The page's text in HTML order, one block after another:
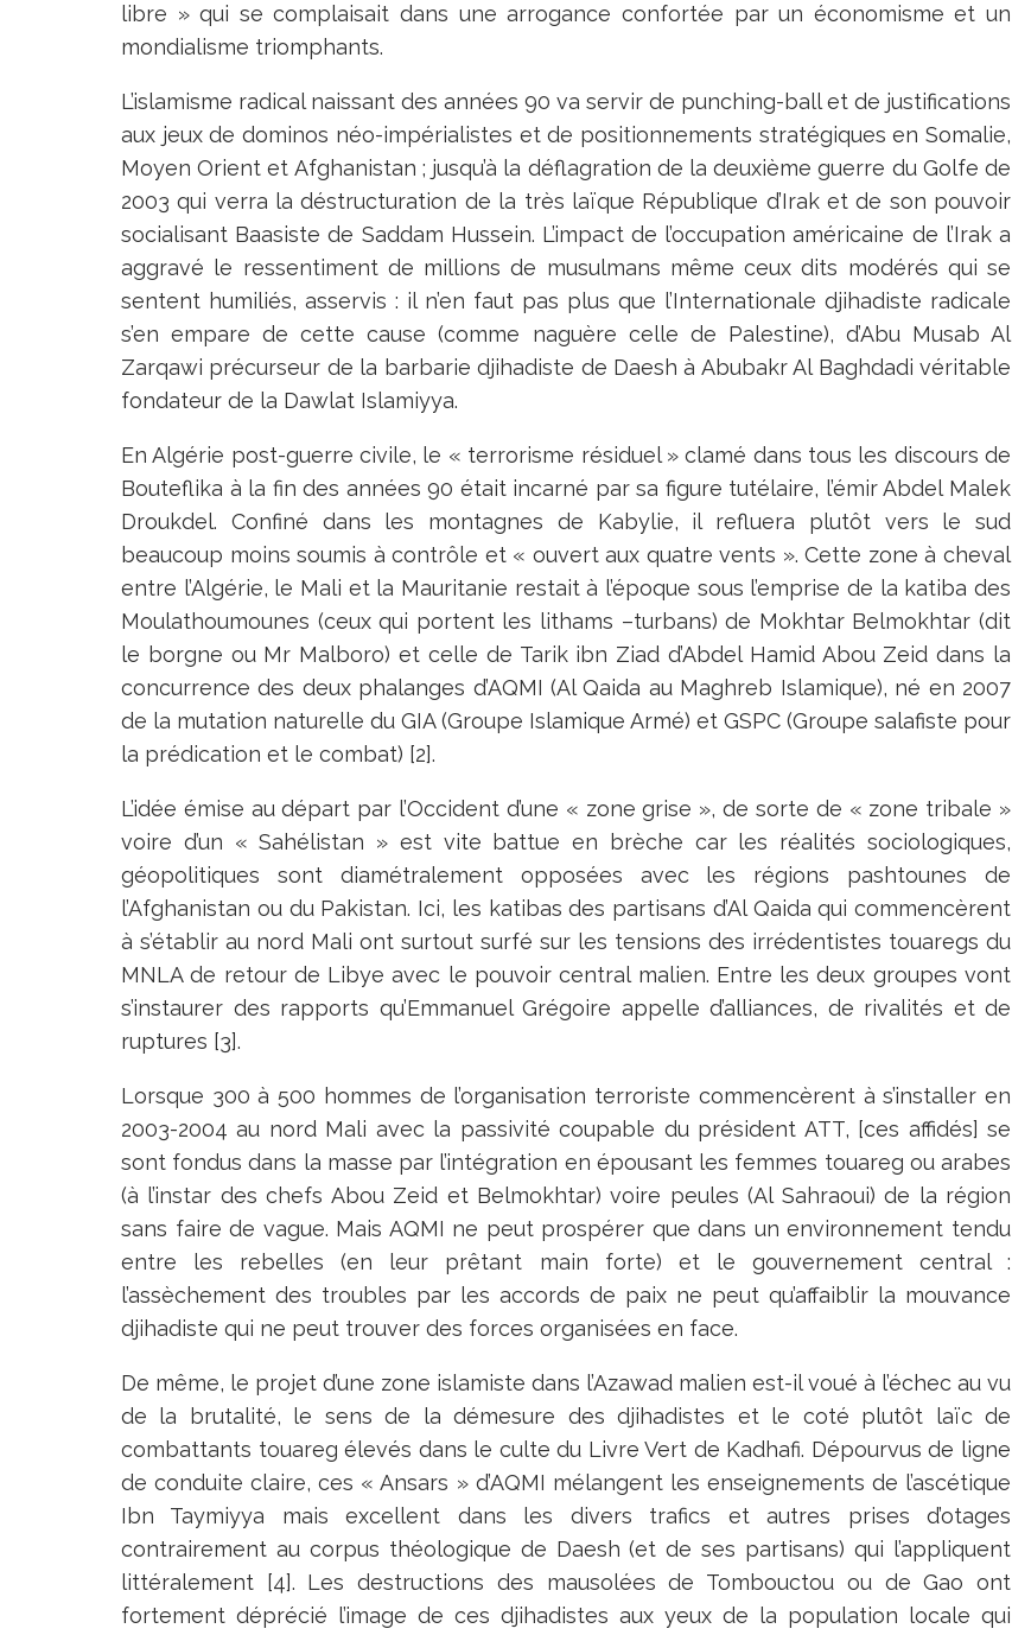
libre » qui se complaisait dans une arrogance confortée par un économisme et un
mondialisme triomphants.
L’islamisme radical naissant des années 90 va servir de punching-ball et de justifications
aux jeux de dominos néo-impérialistes et de positionnements stratégiques en Somalie,
Moyen Orient et Afghanistan ; jusqu’à la déflagration de la deuxième guerre du Golfe de
2003 qui verra la déstructuration de la très laïque République d’Irak et de son pouvoir
socialisant Baasiste de Saddam Hussein. L’impact de l’occupation américaine de l’Irak a
aggravé le ressentiment de millions de musulmans même ceux dits modérés qui se
sentent humiliés, asservis : il n’en faut pas plus que l’Internationale djihadiste radicale
s’en empare de cette cause (comme naguère celle de Palestine), d’Abu Musab Al
Zarqawi précurseur de la barbarie djihadiste de Daesh à Abubakr Al Baghdadi véritable
fondateur de la Dawlat Islamiyya.
En Algérie post-guerre civile, le « terrorisme résiduel » clamé dans tous les discours de
Bouteflika à la fin des années 90 était incarné par sa figure tutélaire, l’émir Abdel Malek
Droukdel. Confiné dans les montagnes de Kabylie, il refluera plutôt vers le sud
beaucoup moins soumis à contrôle et « ouvert aux quatre vents ». Cette zone à cheval
entre l’Algérie, le Mali et la Mauritanie restait à l’époque sous l’emprise de la katiba des
Moulathoumounes (ceux qui portent les lithams –turbans) de Mokhtar Belmokhtar (dit
le borgne ou Mr Malboro) et celle de Tarik ibn Ziad d’Abdel Hamid Abou Zeid dans la
concurrence des deux phalanges d’AQMI (Al Qaida au Maghreb Islamique), né en 2007
de la mutation naturelle du GIA (Groupe Islamique Armé) et GSPC (Groupe salafiste pour
la prédication et le combat) [2].
L’idée émise au départ par l’Occident d’une « zone grise », de sorte de « zone tribale »
voire d’un « Sahélistan » est vite battue en brèche car les réalités sociologiques,
géopolitiques sont diamétralement opposées avec les régions pashtounes de
l’Afghanistan ou du Pakistan. Ici, les katibas des partisans d’Al Qaida qui commencèrent
à s’établir au nord Mali ont surtout surfé sur les tensions des irrédentistes touaregs du
MNLA de retour de Libye avec le pouvoir central malien. Entre les deux groupes vont
s’instaurer des rapports qu’Emmanuel Grégoire appelle d’alliances, de rivalités et de
ruptures [3].
Lorsque 300 à 500 hommes de l’organisation terroriste commencèrent à s’installer en
2003-2004 au nord Mali avec la passivité coupable du président ATT, [ces affidés] se
sont fondus dans la masse par l’intégration en épousant les femmes touareg ou arabes
(à l’instar des chefs Abou Zeid et Belmokhtar) voire peules (Al Sahraoui) de la région
sans faire de vague. Mais AQMI ne peut prospérer que dans un environnement tendu
entre les rebelles (en leur prêtant main forte) et le gouvernement central :
l’assèchement des troubles par les accords de paix ne peut qu’affaiblir la mouvance
djihadiste qui ne peut trouver des forces organisées en face.
De même, le projet d’une zone islamiste dans l’Azawad malien est-il voué à l’échec au vu
de la brutalité, le sens de la démesure des djihadistes et le coté plutôt laïc de
combattants touareg élevés dans le culte du Livre Vert de Kadhafi. Dépourvus de ligne
de conduite claire, ces « Ansars » d’AQMI mélangent les enseignements de l’ascétique
Ibn Taymiyya mais excellent dans les divers trafics et autres prises d’otages
contrairement au corpus théologique de Daesh (et de ses partisans) qui l’appliquent
littéralement [4]. Les destructions des mausolées de Tombouctou ou de Gao ont
fortement déprécié l’image de ces djihadistes aux yeux de la population locale qui